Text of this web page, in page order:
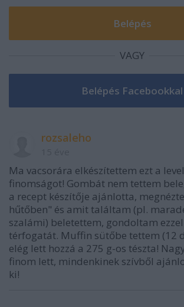
VAGY
rozsaleho
Ma vacsorára elkészítettem ezt a
finomságot! Gombát nem tettem
a recept készítője ajánlotta,
hűtőben" és amit találtam (pl.
szalámi) beletettem, gondoltam
térfogatát. Muffin sütőbe tettem (12
elég lett hozzá a 275 g-os tészta!
finom lett, mindenkinek szívből
ki!